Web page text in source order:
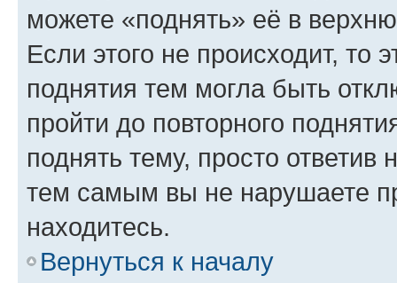
можете «поднять» её в
Если этого не происходит, то
поднятия тем могла быть
пройти до повторного
поднять тему, просто ответив
тем самым вы не нарушаете
находитесь.
Вернуться к началу